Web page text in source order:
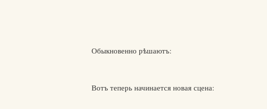
Обыкновенно рѣшаютъ:
Вотъ теперь начинается новая сцена: